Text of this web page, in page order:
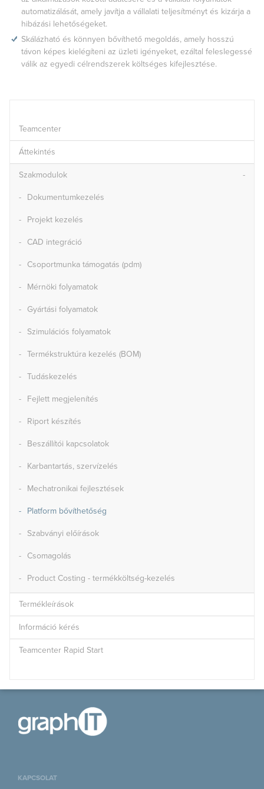
Teamcenter
Áttekintés
Szakmodulok
Dokumentumkezelés
Projekt kezelés
CAD integráció
Csoportmunka támogatás (pdm)
Mérnöki folyamatok
Gyártási folyamatok
Szimulációs folyamatok
Termékstruktúra kezelés (BOM)
Tudáskezelés
Fejlett megjelenítés
Riport készítés
Beszállítói kapcsolatok
Karbantartás, szervízelés
Mechatronikai fejlesztések
Platform bővíthetőség
Szabványi előírások
Csomagolás
Product Costing - termékköltség-kezelés
Termékleírások
Információ kérés
Teamcenter Rapid Start
automatizálását, amely javítja a vállalati teljesítményt és kizárja a
hibázási lehetőségeket.
Skálázható és könnyen bővíthető megoldás, amely hosszú
távon képes kielégíteni az üzleti igényeket, ezáltal feleslegessé
válik az egyedi célrendszerek költséges kifejlesztése.
KAPCSOLAT